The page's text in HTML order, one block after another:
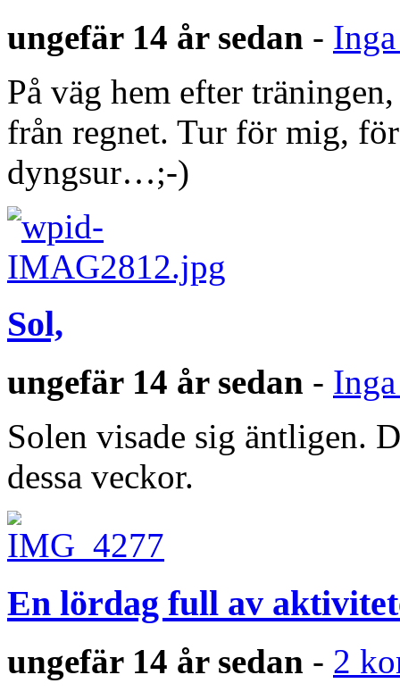
ungefär 14 år sedan -
På väg hem efter
från regnet. Tur för mig,
dyngsur…;-)
Sol,
ungefär 14 år sedan -
Solen visade sig äntligen.
dessa veckor.
En lördag full av
ungefär 14 år sedan - 2